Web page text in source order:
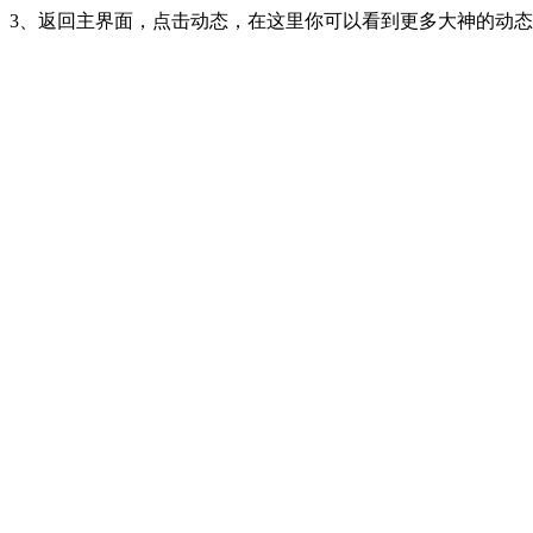
3、返回主界面，点击动态，在这里你可以看到更多大神的动